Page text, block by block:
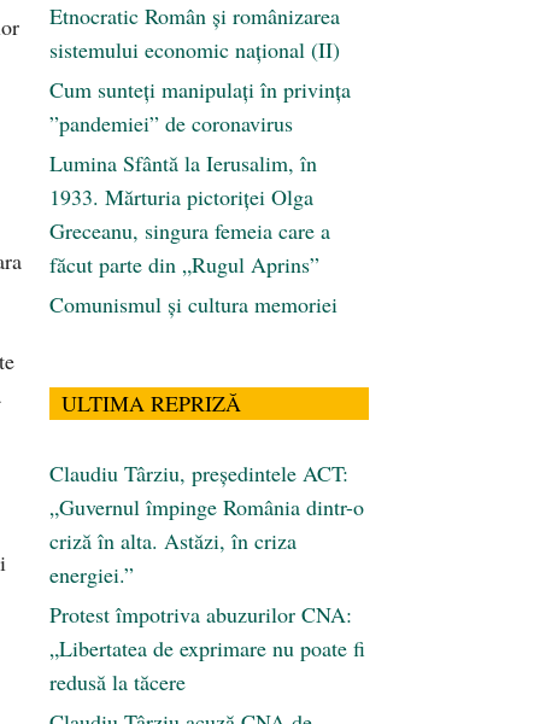
Etnocratic Român şi românizarea
sistemului economic naţional (II)
Cum sunteți manipulați în privința
”pandemiei” de coronavirus
Lumina Sfântă la Ierusalim, în
1933. Mărturia pictoriței Olga
Greceanu, singura femeia care a
făcut parte din „Rugul Aprins”
Comunismul şi cultura memoriei
ULTIMA REPRIZĂ
Claudiu Târziu, președintele ACT:
„Guvernul împinge România dintr-o
criză în alta. Astăzi, în criza
energiei.”
Protest împotriva abuzurilor CNA:
„Libertatea de exprimare nu poate fi
redusă la tăcere